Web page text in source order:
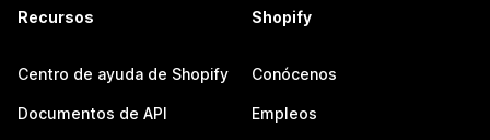
Recursos
Centro de ayuda de Shopify
Documentos de API
Shopify
Conócenos
Empleos